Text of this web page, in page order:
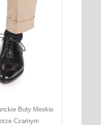
Buty Meskie
Czarnym